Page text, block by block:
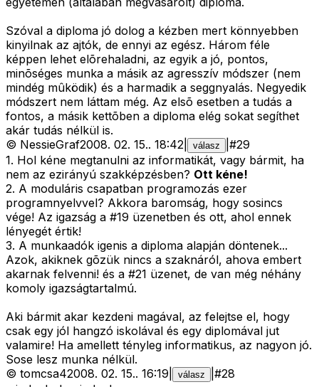
Szóval a diploma jó dolog a kézben mert könnyebben
kinyilnak az ajtók, de ennyi az egész. Három féle
képpen lehet elõrehaladni, az egyik a jó, pontos,
minõséges munka a másik az agresszív módszer (nem
mindég mûködik) és a harmadik a seggnyalás. Negyedik
módszert nem láttam még. Az elsõ esetben a tudás a
fontos, a másik kettõben a diploma elég sokat segíthet
akár tudás nélkül is.
© NessieGraf2008. 02. 15.. 18:42 válasz #29
1. Hol kéne megtanulni az informatikát, vagy bármit, ha
nem az ezirányú szakképzésben? Ott kéne!
2. A moduláris csapatban programozás ezer
programnyelvvel? Akkora baromság, hogy sosincs
vége! Az igazság a #19 üzenetben és ott, ahol ennek
lényegét értik!
3. A munkaadók igenis a diploma alapján döntenek...
Azok, akiknek gõzük nincs a szaknáról, ahova embert
akarnak felvenni! és a #21 üzenet, de van még néhány
komoly igazságtartalmú.
Aki bármit akar kezdeni magával, az felejtse el, hogy
csak egy jól hangzó iskolával és egy diplomával jut
valamire! Ha amellett tényleg informatikus, az nagyon jó.
Sose lesz munka nélkül.
© tomcsa42008. 02. 15.. 16:19 válasz #28